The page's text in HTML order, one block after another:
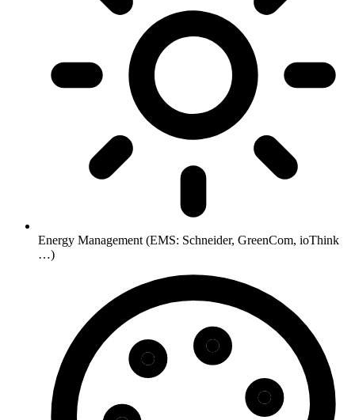
Energy Management (EMS: Schneider, GreenCom, ioThink
…)